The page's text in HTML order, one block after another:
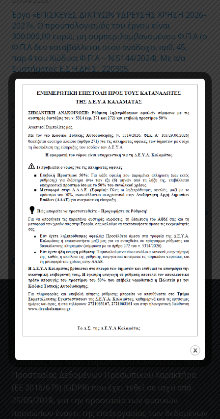
Έργο «ΕΠΙΣΚΕΥΕΣ ΔΙΚΤΥΩΝ ΥΔΡΕΥΣΗΣ ΧΡΗΣΗ 2026-
2027», Ο προϋπολογισμός του έργου είναι
300.000,00 ευρώ, μη συμπεριλαμβανομένου Φ.Π.Α (ο
Φ.Π.Α δεν καταβάλλεται στον ανάδοχο, αρθ. 45,
παρ.4 του Κώδικα Φ.Π.Α – Ν.5144/2024). Με α/α
Συστήματος Ε.Σ.Η.ΔΗ.Σ.: 220305.
27/04/2026
Προσωρινές ρυθμίσεις κυκλοφορίας και
στάθμευσης για την εκτέλεση εργασιών
αντικατάστασης τμημάτων δικτύου ύδρευσης
24/04/2026
Πολιτική χρήσης cookies
Όροι χρήσης
Πολιτική Προστασίας Προσωπικών Δεδομένων
Η ΔΕΥΑΚ ενσωματώνοντας στον κανονισμο της, τις
διατάξεις του Νέου Ευρωπαϊκού Κανονισμού περί
Προστασίας Δεδομένων Προσωπικού Χαρακτήρα
(ΕΕ 2016/679) (GDPR) που έχει τεθεί σε ισχύ από
25/05/2018, για την προστασία των φυσικών
προσώπων έναντι της επεξεργασίας των δεδομένων